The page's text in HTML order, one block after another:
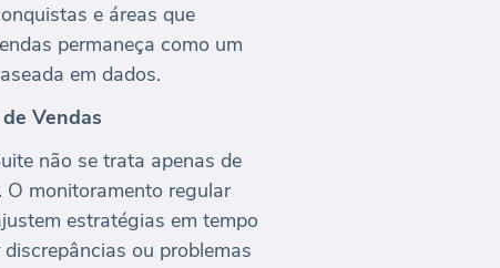
e áreas que
permaneça como um
em dados.
Vendas
não se trata apenas de
O monitoramento regular
estratégias em tempo
ou problemas